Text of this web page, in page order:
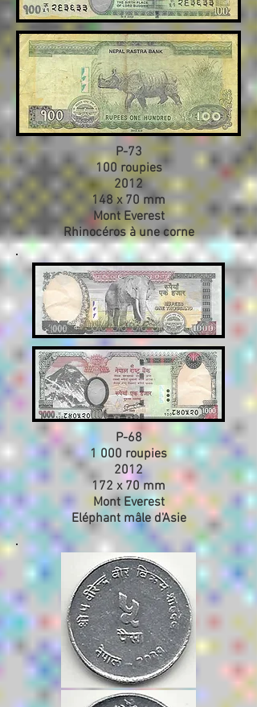
P-73
100 roupies
2012
148 x 70 mm
Mont Everest
Rhinocéros à une corne
P-68
1 000 roupies
2012
172 x 70 mm
Mont Everest
Eléphant mâle d'Asie